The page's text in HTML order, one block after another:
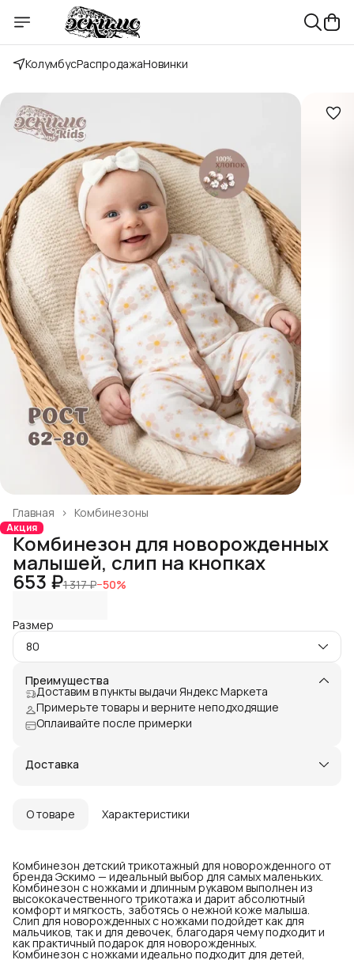
КолумбусРаспродажаНовинки
Комбинезоны
Главная ›
Акция
Комбинезон для новорожденных
малышей, слип на кнопках
653 ₽1 317 ₽−50%
Размер
80
Преимущества
Доставим в пункты выдачи Яндекс Маркета
Примерьте товары и верните неподходящие
Оплаивайте после примерки
Доставка
О товаре Характеристики
Комбинезон детский трикотажный для новорожденного от
бренда Эскимо — идеальный выбор для самых маленьких.
Комбинезон с ножками и длинным рукавом выполнен из
высококачественного трикотажа и дарит абсолютный
комфорт и мягкость, заботясь о нежной коже малыша.
Слип для новорожденных с ножками подойдет как для
мальчиков, так и для девочек, благодаря чему подходит и
как практичный подарок для новорожденных.
Комбинезон с ножками идеально подходит для детей,